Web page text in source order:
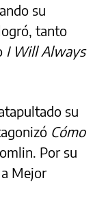
su
tanto
I Will Always
su
Cómo
Por su
Mejor